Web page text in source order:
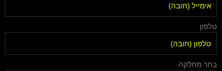
טלפון
בחר מחלקה